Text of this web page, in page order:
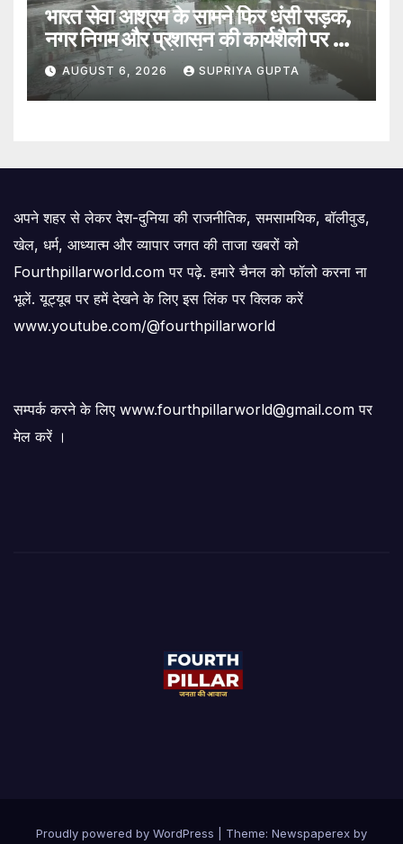
भारत सेवा आश्रम के सामने फिर धंसी सड़क,
नगर निगम और प्रशासन की कार्यशैली पर उठे
सवाल, 7 दिन पहले हुई थी मरम्मत
AUGUST 6, 2026 SUPRIYA GUPTA
अपने शहर से लेकर देश-दुनिया की राजनीतिक, समसामयिक, बॉलीवुड,
खेल, धर्म, आध्यात्म और व्यापार जगत की ताजा खबरों को
Fourthpillarworld.com पर पढ़े. हमारे चैनल को फॉलो करना ना
भूलें. यूट्यूब पर हमें देखने के लिए इस लिंक पर क्लिक करें
www.youtube.com/@fourthpillarworld
सम्पर्क करने के लिए www.fourthpillarworld@gmail.com पर
मेल करें ।
Proudly powered by WordPress Theme: Newspaperex by